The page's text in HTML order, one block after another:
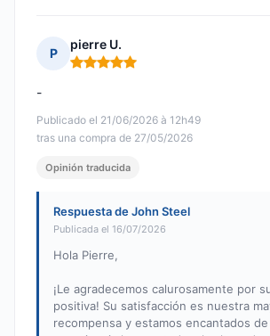
P
pierre U.
Nota: 5 de 5
Publicado el 21/06/2026 à 12h49
tras una compra de 27/05/2026
-
Opinión traducida
Respuesta de John Steel
Publicada el 16/07/2026
Hola Pierre,
¡Le agradecemos calurosamente por
positiva! Su satisfacción es nuestra
recompensa y estamos encantados